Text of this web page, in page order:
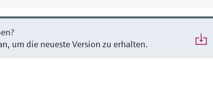
um die neueste Version zu erhalten.